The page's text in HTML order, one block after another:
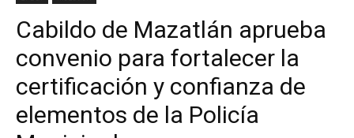
Cabildo de Mazatlán aprueba
convenio para fortalecer la
certificación y confianza de
elementos de la Policía